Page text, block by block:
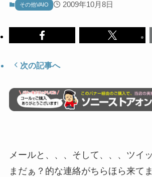
その他VAIO 2009年10月8日
次の記事へ
メールと、、、そして、、、ツイ
まだぁ？的な連絡がちらほら来て